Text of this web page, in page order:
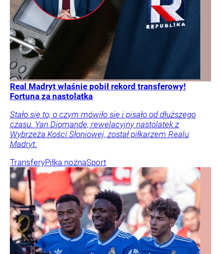
Real Madryt właśnie pobił rekord transferowy!
Fortuna za nastolatka
Stało się to, o czym mówiło się i pisało od dłuższego
czasu. Yan Diomande, rewelacyjny nastolatek z
Wybrzeża Kości Słoniowej, został piłkarzem Realu
Madryt.
TransferyPiłka nożnaSport